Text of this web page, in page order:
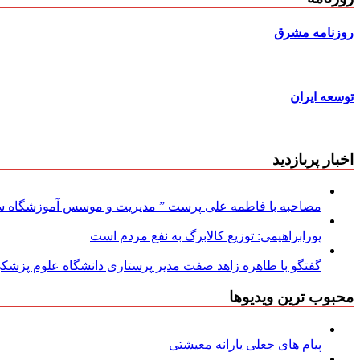
روزنامه مشرق
توسعه ایران
اخبار پربازدید
مصاحبه با فاطمه علی پرست ” مدیریت و موسس آموزشگاه
پورابراهیمی: توزیع کالابرگ به نفع مردم است
گفتگو با طاهره زاهد صفت مدیر پرستاری دانشگاه علوم
محبوب ترین ویدیوها
پیام های جعلی یارانه معیشتی